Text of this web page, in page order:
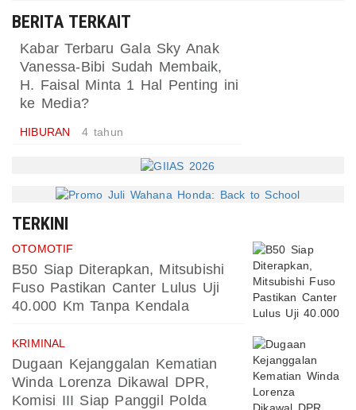
BERITA TERKAIT
Kabar Terbaru Gala Sky Anak
Vanessa-Bibi Sudah Membaik,
H. Faisal Minta 1 Hal Penting ini
ke Media?
HIBURAN 4 tahun
TERKINI
OTOMOTIF
B50 Siap Diterapkan, Mitsubishi
Fuso Pastikan Canter Lulus Uji
40.000 Km Tanpa Kendala
KRIMINAL
Dugaan Kejanggalan Kematian
Winda Lorenza Dikawal DPR,
Komisi III Siap Panggil Polda